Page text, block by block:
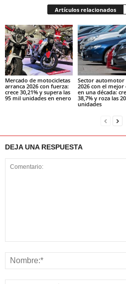
Artículos relacionados
Mercado de motocicletas
arranca 2026 con fuerza:
crece 30,21% y supera las
95 mil unidades en enero
Sector automotor
2026 con el mejor
en una década:
38,7% y roza las
unidades
DEJA UNA RESPUESTA